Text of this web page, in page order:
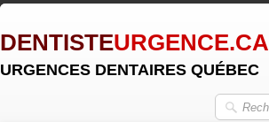
DENTISTEURGENCE.CA
URGENCES DENTAIRES QUÉBEC